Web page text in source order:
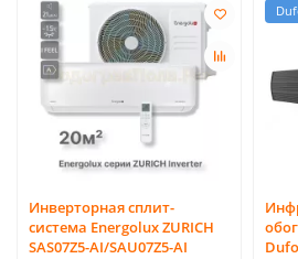
Инверторная сплит-
система Energolux ZURICH
SAS07Z5-AI/SAU07Z5-AI